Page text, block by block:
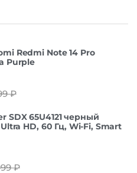
Redmi Note 14 Pro
Purple
₽
SDX 65U4121 черный
HD, 60 Гц, Wi-Fi, Smart
₽